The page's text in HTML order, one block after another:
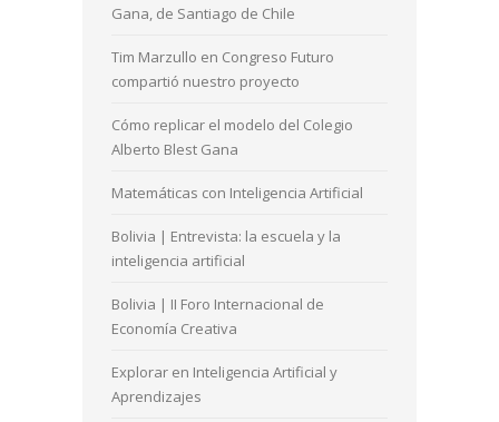
Gana, de Santiago de Chile
Tim Marzullo en Congreso Futuro
compartió nuestro proyecto
Cómo replicar el modelo del Colegio
Alberto Blest Gana
Matemáticas con Inteligencia Artificial
Bolivia | Entrevista: la escuela y la
inteligencia artificial
Bolivia | II Foro Internacional de
Economía Creativa
Explorar en Inteligencia Artificial y
Aprendizajes